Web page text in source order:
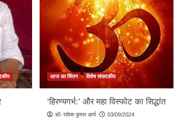
आज का चिंतन विशेष संपादकीय
‘हिरण्यगर्भ:’ और महा विस्फोट का सिद्धांत
डॉ॰ राकेश कुमार आर्य 03/09/2024